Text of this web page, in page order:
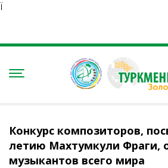
Ï
Конкурс композиторов,
летию Махтумкули Фраги,
музыкантов всего мира